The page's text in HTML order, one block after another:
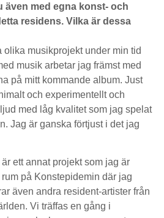
även med egna konst- och
residens. Vilka är dessa
olika musikprojekt under min tid
musik arbetar jag främst med
på mitt kommande album. Just
och experimentellt och
med låg kvalitet som jag spelat
Jag är ganska förtjust i det jag
ett annat projekt som jag är
på Konstepidemin där jag
även andra resident-artister från
Vi träffas en gång i